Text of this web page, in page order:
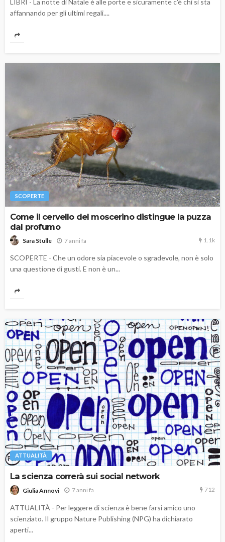
LIBRI - La notte di Natale è alle porte e sicuramente c'è chi si sta
affannando per gli ultimi regali....
SCOPERTE
Come il cervello del moscerino distingue la puzza
dal profumo
Sara Stulle 7 anni fa 1.1k
SCOPERTE - Che un odore sia piacevole o sgradevole, non è solo
una questione di gusti. E non è un...
ATTUALITÀ
La scienza correrà sui social network
Giulia Annovi 7 anni fa 712
ATTUALITÀ - Per leggere di scienza è bene farsi amico uno
scienziato. Il gruppo Nature Publishing (NPG) ha dichiarato
aperti...